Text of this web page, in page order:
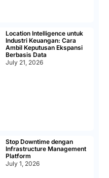
Location Intelligence untuk
Industri Keuangan: Cara
Ambil Keputusan Ekspansi
Berbasis Data
July 21, 2026
Stop Downtime dengan
Infrastructure Management
Platform
July 1, 2026